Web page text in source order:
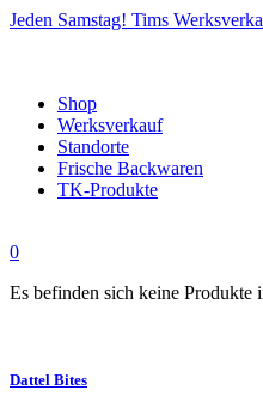
Jeden Samstag! Tims
Shop
Werksverkauf
Standorte
Frische Backwaren
TK-Produkte
0
Es befinden sich keine Produkte
Dattel Bites